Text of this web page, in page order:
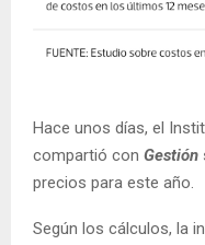
Hace unos días, el
compartió con Gestión
precios para este año.
Según los cálculos, la